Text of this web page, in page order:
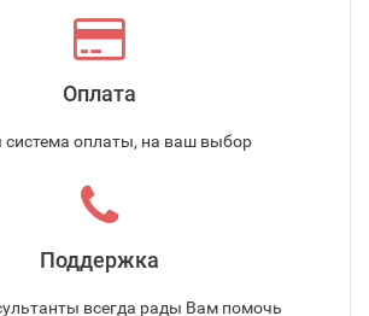
Оплата
система оплаты, на ваш выбор
Поддержка
всегда рады Вам помочь